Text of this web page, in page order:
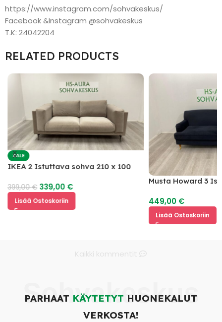
https://www.instagram.com/sohvakeskus/
Facebook &Instagram @sohvakeskus
T.K: 24042204
RELATED PRODUCTS
SALE
IKEA 2 Istuttava sohva 210 x 100
399,00€ 339,00 €
Lisää Ostoskoriin
Musta Howard 3
449,00 €
Lisää Ostoskoriin
Sohvakeskus
PARHAAT KÄYTETYT HUONEKALUT
VERKOSTA!